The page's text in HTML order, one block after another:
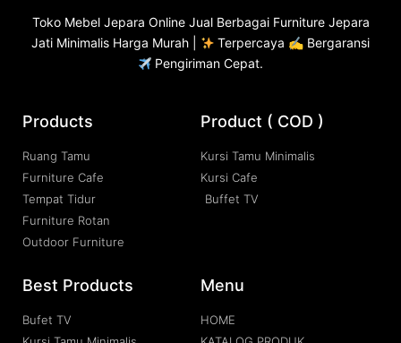
Toko Mebel Jepara Online Jual Berbagai Furniture Jepara
Jati Minimalis Harga Murah |
Terpercaya ✍ Bergaransi
Pengiriman Cepat.
Products
Ruang Tamu
Furniture Cafe
Tempat Tidur
Furniture Rotan
Outdoor Furniture
Product ( COD )
Kursi Tamu Minimalis
Kursi Cafe
Buffet TV
Best Products
Bufet TV
Menu
HOME